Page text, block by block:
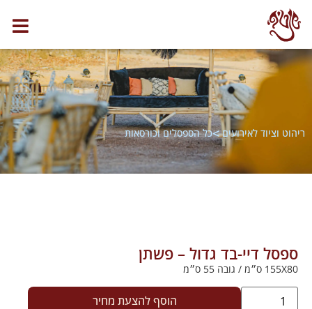
ריהוט וציוד לאירועים >כל הספסלים וכורסאות
ספסל דיי-בד גדול – פשתן
155X80 ס״מ / גובה 55 ס״מ
הוסף להצעת מחיר